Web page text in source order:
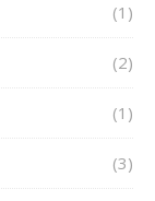
(1)
(2)
(1)
(3)